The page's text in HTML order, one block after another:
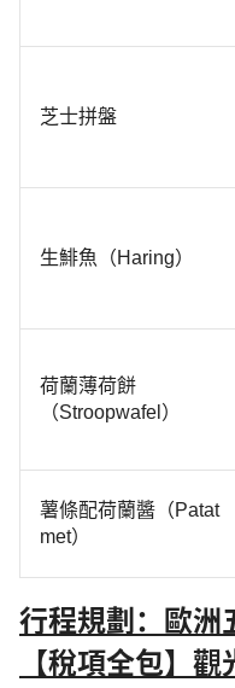
芝士拼盤
生鯡魚（Haring）
荷蘭薄荷餅
（Stroopwafel）
薯條配荷蘭醬（Patat
met）
行程規劃：歐洲
【稅項全包】